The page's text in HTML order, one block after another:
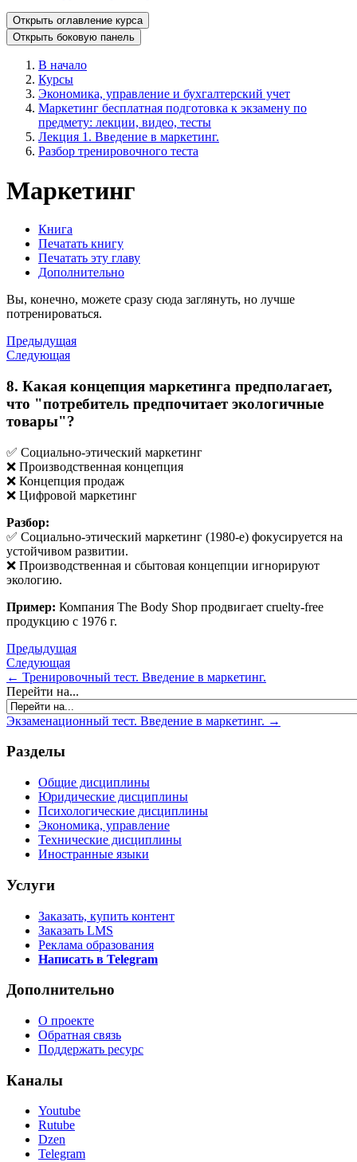
Открыть оглавление курса
Открыть боковую панель
В начало
Курсы
Экономика, управление и бухгалтерский учет
Маркетинг бесплатная подготовка к экзамену по
предмету: лекции, видео, тесты
Лекция 1. Введение в маркетинг.
Разбор тренировочного теста
Маркетинг
Книга
Печатать книгу
Печатать эту главу
Дополнительно
Вы, конечно, можете сразу сюда заглянуть, но лучше
потренироваться.
Предыдущая
Следующая
8. Какая концепция маркетинга предполагает,
что "потребитель предпочитает экологичные
товары"?
✅ Социально-этический маркетинг
❌ Производственная концепция
❌ Концепция продаж
❌ Цифровой маркетинг
Разбор:
✅ Социально-этический маркетинг (1980-е) фокусируется на
устойчивом развитии.
❌ Производственная и сбытовая концепции игнорируют
экологию.
Пример: Компания The Body Shop продвигает cruelty-free
продукцию с 1976 г.
Предыдущая
Следующая
← Тренировочный тест. Введение в маркетинг.
Перейти на...
Экзаменационный тест. Введение в маркетинг. →
Разделы
Общие дисциплины
Юридические дисциплины
Психологические дисциплины
Экономика, управление
Технические дисциплины
Иностранные языки
Услуги
Заказать, купить контент
Заказать LMS
Реклама образования
Написать в Telegram
Дополнительно
О проекте
Обратная связь
Поддержать ресурс
Каналы
Youtube
Rutube
Dzen
Telegram